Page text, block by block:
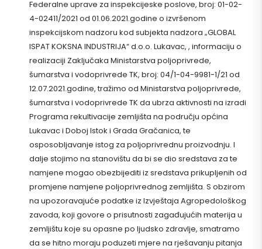
Federalne uprave za inspekcijeske poslove, broj: 01-02-
4-02411/2021 od 01.06.2021.godine o izvršenom
inspekcijskom nadzoru kod subjekta nadzora „GLOBAL
ISPAT KOKSNA INDUSTRIJA“ d.o.o. Lukavac, , informaciju o
realizaciji Zaključaka Ministarstva poljoprivrede,
šumarstva i vodoprivrede TK, broj: 04/1-04-9981-1/21 od
12.07.2021.godine, tražimo od Ministarstva poljoprivrede,
šumarstva i vodoprivrede TK da ubrza aktivnosti na izradi
Programa rekultivacije zemljišta na području općina
Lukavac i Doboj Istok i Grada Gračanica, te
osposobljavanje istog za poljoprivrednu proizvodnju. I
dalje stojimo na stanovištu da bi se dio sredstava za te
namjene mogao obezbijediti iz sredstava prikupljenih od
promjene namjene poljoprivrednog zemljišta. S obzirom
na upozoravajuće podatke iz Izvještaja Agropedološkog
zavoda, koji govore o prisutnosti zagađujućih materija u
zemljištu koje su opasne po ljudsko zdravlje, smatramo
da se hitno moraju poduzeti mjere na rješavanju pitanja